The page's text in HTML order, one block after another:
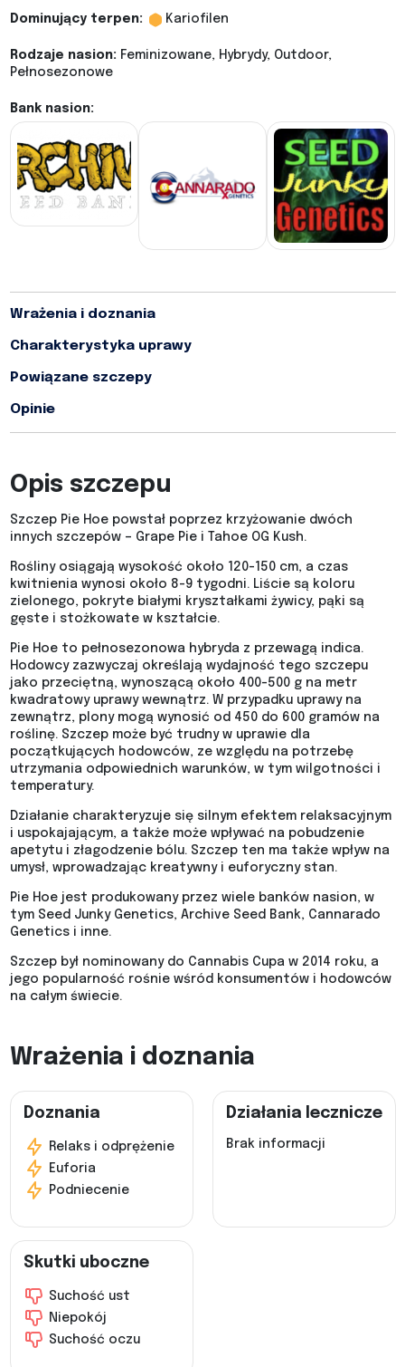
Dominujący terpen: Kariofilen
Rodzaje nasion: Feminizowane, Hybrydy, Outdoor,
Pełnosezonowe
Bank nasion:
Wrażenia i doznania
Charakterystyka uprawy
Powiązane szczepy
Opinie
Opis szczepu
Szczep Pie Hoe powstał poprzez krzyżowanie dwóch
innych szczepów – Grape Pie i Tahoe OG Kush.
Rośliny osiągają wysokość około 120-150 cm, a czas
kwitnienia wynosi około 8-9 tygodni. Liście są koloru
zielonego, pokryte białymi kryształkami żywicy, pąki są
gęste i stożkowate w kształcie.
Pie Hoe to pełnosezonowa hybryda z przewagą indica.
Hodowcy zazwyczaj określają wydajność tego szczepu
jako przeciętną, wynoszącą około 400-500 g na metr
kwadratowy uprawy wewnątrz. W przypadku uprawy na
zewnątrz, plony mogą wynosić od 450 do 600 gramów na
roślinę. Szczep może być trudny w uprawie dla
początkujących hodowców, ze względu na potrzebę
utrzymania odpowiednich warunków, w tym wilgotności i
temperatury.
Działanie charakteryzuje się silnym efektem relaksacyjnym
i uspokajającym, a także może wpływać na pobudzenie
apetytu i złagodzenie bólu. Szczep ten ma także wpływ na
umysł, wprowadzając kreatywny i euforyczny stan.
Pie Hoe jest produkowany przez wiele banków nasion, w
tym Seed Junky Genetics, Archive Seed Bank, Cannarado
Genetics i inne.
Szczep był nominowany do Cannabis Cupa w 2014 roku, a
jego popularność rośnie wśród konsumentów i hodowców
na całym świecie.
Wrażenia i doznania
Doznania
Relaks i odprężenie
Euforia
Podniecenie
Działania lecznicze
Brak informacji
Skutki uboczne
Suchość ust
Niepokój
Suchość oczu